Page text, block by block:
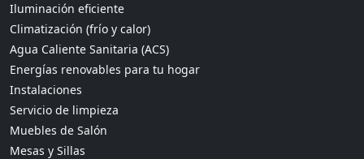
Iluminación eficiente
Climatización (frío y calor)
Agua Caliente Sanitaria (ACS)
Energías renovables para tu hogar
Instalaciones
Servicio de limpieza
Muebles de Salón
Mesas y Sillas